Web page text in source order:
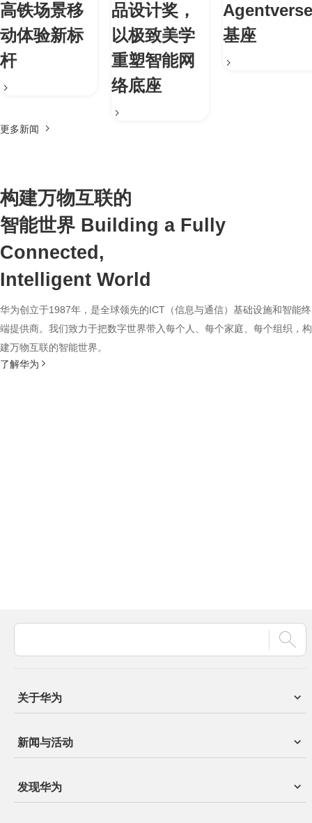
高铁场景移
动体验新标
杆
品设计奖，
以极致美学
重塑智能网
络底座
Agentverse
基座
更多新闻
构建万物互联的
智能世界 Building a Fully
Connected,
Intelligent World
华为创立于1987年，是全球领先的ICT（信息与通信）基础设施和智能终
端提供商。我们致力于把数字世界带入每个人、每个家庭、每个组织，构
建万物互联的智能世界。
了解华为
关于华为
新闻与活动
发现华为